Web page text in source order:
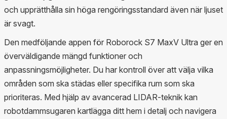
och upprätthålla sin höga rengöringsstandard även när ljuset
är svagt.
Den medföljande appen för Roborock S7 MaxV Ultra ger en
överväldigande mängd funktioner och
anpassningsmöjligheter. Du har kontroll över att välja vilka
områden som ska städas eller specifika rum som ska
prioriteras. Med hjälp av avancerad LIDAR-teknik kan
robotdammsugaren kartlägga ditt hem i detalj och navigera